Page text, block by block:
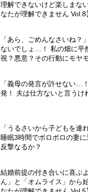
理解できないけど楽しまな
なたが理解できません Vol.8
「あら、ごめんなさいね？
ないでしょ…！ 私の畑に平
視？悪意？その行動にモヤ
「義母の発言が許せない…
発！ 夫は仕方ないと言うけ
「うるさいから子どもを連
睡眠3時間でボロボロの妻
反撃なるか？
結婚前提の付き合いに喜ぶ
ん」と「オムライス」から